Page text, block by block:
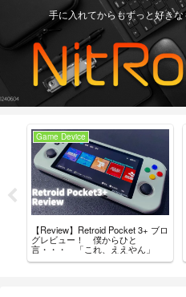
手に入れてからもずっと好き
Game Device
【Review】Retroid Pocket 3+ ブロ
グレビュー！ 僕からひと
言・・・ 「これ、ええやん」